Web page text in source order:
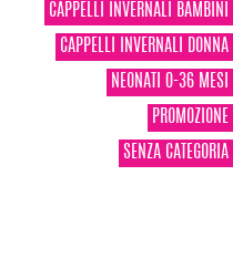
CAPPELLI INVERNALI BAMBINI
CAPPELLI INVERNALI DONNA
NEONATI 0-36 MESI
PROMOZIONE
SENZA CATEGORIA